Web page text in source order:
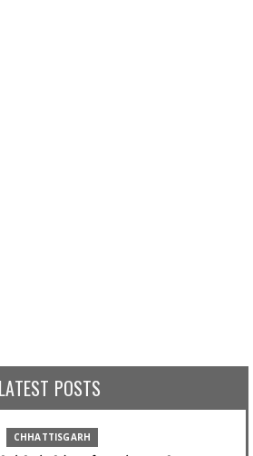
LATEST POSTS
CHHATTISGARH